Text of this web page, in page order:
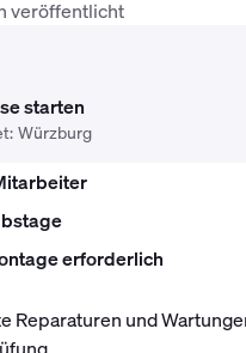
veröffentlicht
starten
Würzburg
erforderlich
Reparaturen und